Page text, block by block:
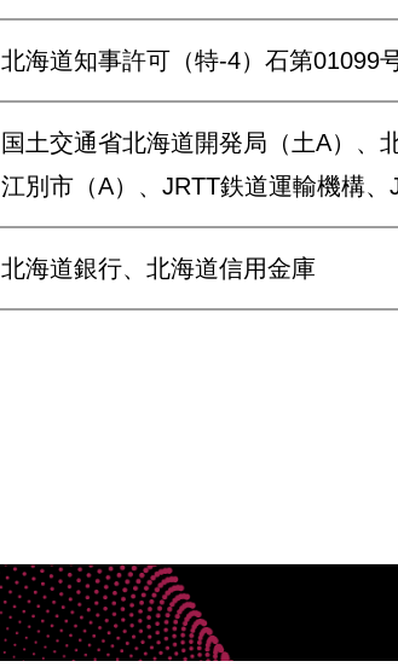
北海道知事許可（特-4）石第01099
国土交通省北海道開発局（土A）、
江別市（A）、JRTT鉄道運輸機構、
北海道銀行、北海道信用金庫